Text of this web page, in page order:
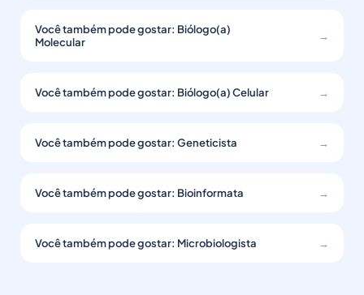
Você também pode gostar: Biólogo(a)
Molecular
→
Você também pode gostar: Biólogo(a) Celular →
Você também pode gostar: Geneticista →
Você também pode gostar: Bioinformata →
Você também pode gostar: Microbiologista →